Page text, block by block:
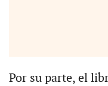
Por su parte, el